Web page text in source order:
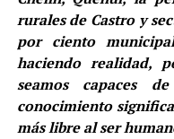
rurales de Castro y
por ciento
haciendo realidad,
seamos capaces
conocimiento
más libre al ser